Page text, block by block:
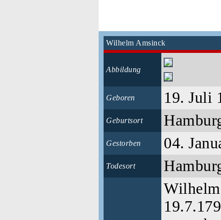
Wilhelm Amsinck
Abbildung
Geboren 19. Juli
Geburtsort
Gestorben 04.
Todesort